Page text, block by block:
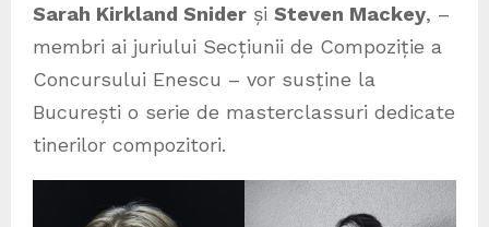
Sarah Kirkland Snider și Steven Mackey, –
membri ai juriului Secțiunii de Compoziție a
Concursului Enescu – vor susține la
București o serie de masterclassuri dedicate
tinerilor compozitori.